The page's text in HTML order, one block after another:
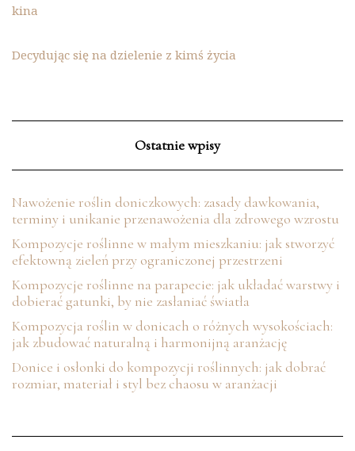
kina
Decydując się na dzielenie z kimś życia
Ostatnie wpisy
Nawożenie roślin doniczkowych: zasady dawkowania,
terminy i unikanie przenawożenia dla zdrowego wzrostu
Kompozycje roślinne w małym mieszkaniu: jak stworzyć
efektowną zieleń przy ograniczonej przestrzeni
Kompozycje roślinne na parapecie: jak układać warstwy i
dobierać gatunki, by nie zasłaniać światła
Kompozycja roślin w donicach o różnych wysokościach:
jak zbudować naturalną i harmonijną aranżację
Donice i osłonki do kompozycji roślinnych: jak dobrać
rozmiar, materiał i styl bez chaosu w aranżacji